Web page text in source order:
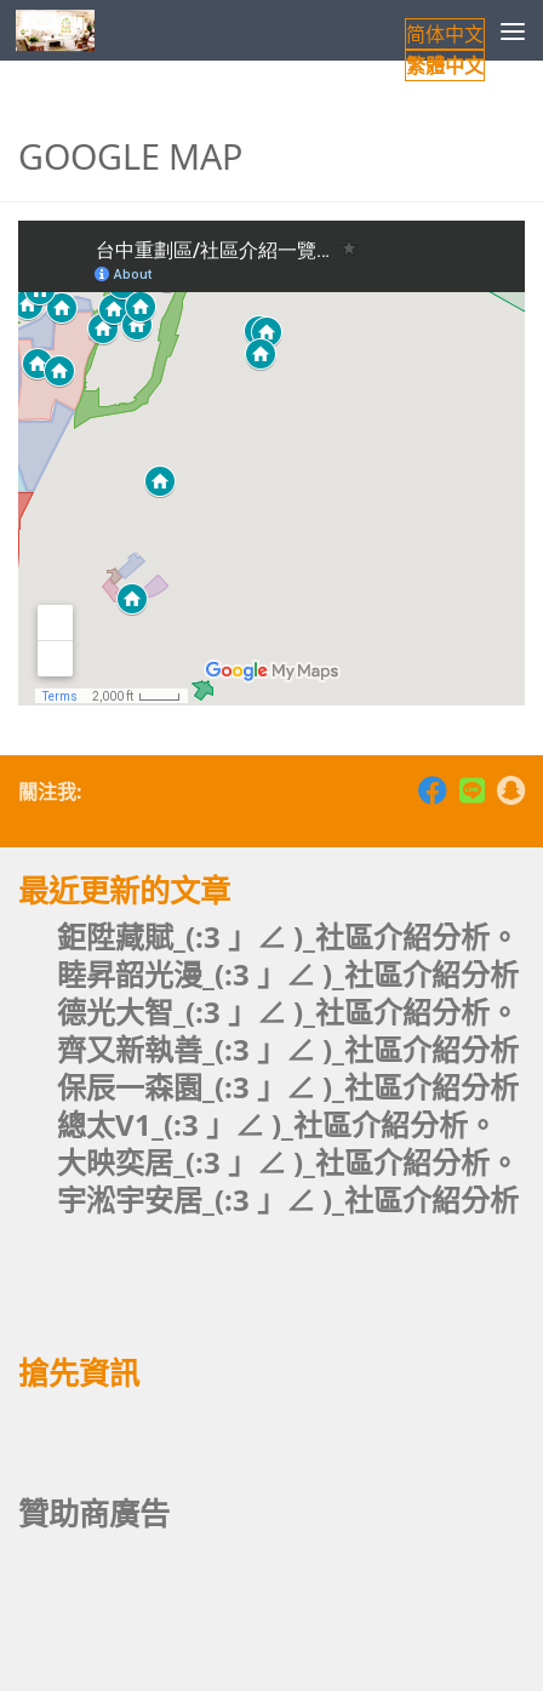
Skip to content
GOOGLE MAP
關注我:
最近更新的文章
鉅陞藏賦_(:3 」∠ )_社區介紹分析。
睦昇韶光漫_(:3 」∠ )_社區介紹分析
德光大智_(:3 」∠ )_社區介紹分析。
齊又新執善_(:3 」∠ )_社區介紹分析
保辰一森園_(:3 」∠ )_社區介紹分析
總太V1_(:3 」∠ )_社區介紹分析。
大映奕居_(:3 」∠ )_社區介紹分析。
宇淞宇安居_(:3 」∠ )_社區介紹分析
搶先資訊
贊助商廣告
简体中文
繁體中文